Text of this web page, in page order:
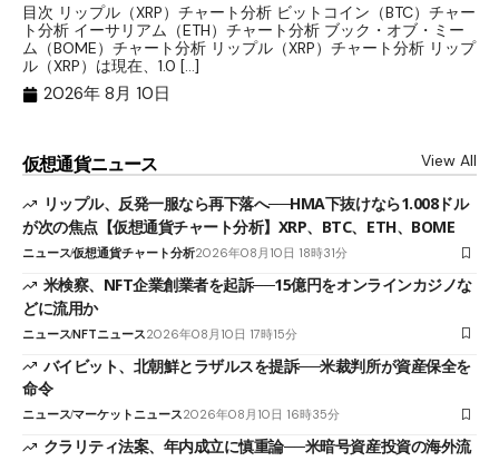
目次 リップル（XRP）チャート分析 ビットコイン（BTC）チャー
ト分析 イーサリアム（ETH）チャート分析 ブック・オブ・ミー
ム（BOME）チャート分析 リップル（XRP）チャート分析 リップ
ル（XRP）は現在、1.0 […]
2026年 8月 10日
仮想通貨ニュース View All
リップル、反発一服なら再下落へ──HMA下抜けなら1.008ドル
が次の焦点【仮想通貨チャート分析】XRP、BTC、ETH、BOME
ニュース仮想通貨チャート分析2026年08月10日 18時31分
米検察、NFT企業創業者を起訴──15億円をオンラインカジノな
どに流用か
ニュースNFTニュース2026年08月10日 17時15分
バイビット、北朝鮮とラザルスを提訴──米裁判所が資産保全を
命令
ニュースマーケットニュース2026年08月10日 16時35分
クラリティ法案、年内成立に慎重論──米暗号資産投資の海外流